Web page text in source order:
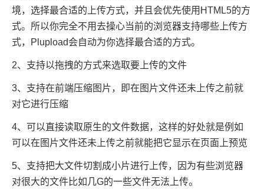
境，选择最合适的上传方式，并且会优先使用HTML5的方
式。所以你完全不用去操心当前的浏览器支持哪些上传方
式，Plupload会自动为你选择最合适的方式。
2、支持以拖拽的方式来选取要上传的文件
3、支持在前端压缩图片，即在图片文件还未上传之前就
对它进行压缩
4、可以直接读取原生的文件数据，这样的好处就是例如
可以在图片文件还未上传之前就能把它显示在页面上预览
5、支持把大文件切割成小片进行上传，因为有些浏览器
对很大的文件比如几G的一些文件无法上传。